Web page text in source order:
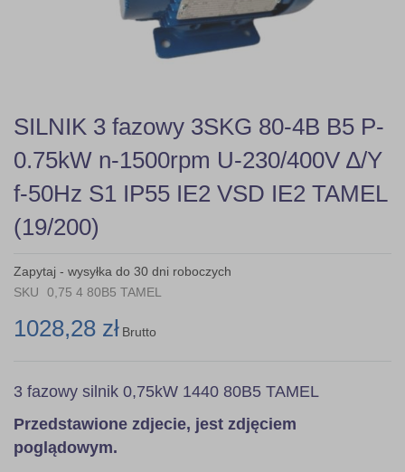
Skip
to
the
beginning
of
the
images
gallery
SILNIK 3 fazowy 3SKG 80-4B B5 P-
0.75kW n-1500rpm U-230/400V ∆/Y
f-50Hz S1 IP55 IE2 VSD IE2 TAMEL
(19/200)
Zapytaj - wysyłka do 30 dni roboczych
SKU
0,75 4 80B5 TAMEL
1028,28 zł Brutto
3 fazowy silnik 0,75kW 1440 80B5 TAMEL
Przedstawione zdjecie, jest zdjęciem
poglądowym.